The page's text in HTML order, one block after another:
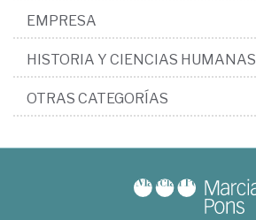
EMPRESA
HISTORIA Y CIENCIAS HUMANAS
OTRAS CATEGORÍAS